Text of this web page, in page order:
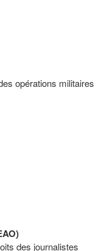
opérations militaires
des journalistes